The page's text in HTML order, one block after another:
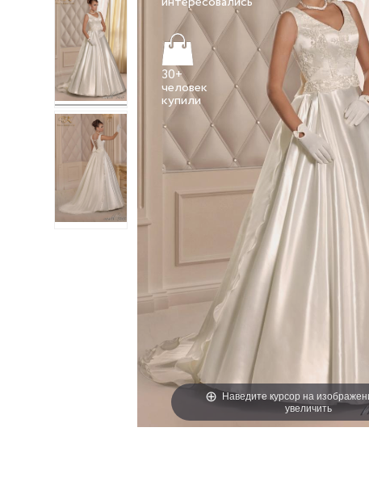
Наведите курсор на
увеличить
30+
человек
купили